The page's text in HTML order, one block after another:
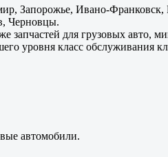
Запорожье, Ивано-
Черновцы.
запчастей для грузовых
уровня класс
автомобили.